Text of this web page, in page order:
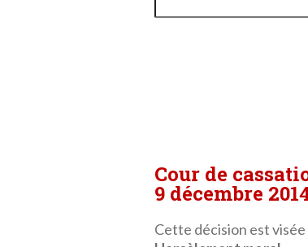
Cour de
9 décembre
Cette décision est